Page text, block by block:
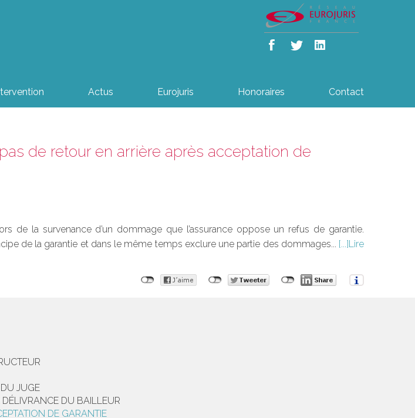
Actus Eurojuris Honoraires Contact
de retour en arrière après acceptation de
de la survenance d’un dommage que l’assurance oppose un refus de garantie.
de la garantie et dans le même temps exclure une partie des dommages...
Lire
JUGE
DÉLIVRANCE DU BAILLEUR
DE GARANTIE